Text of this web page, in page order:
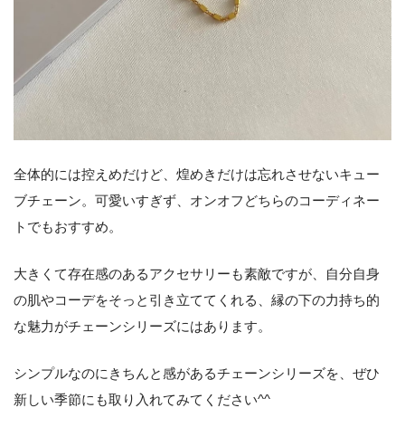
全体的には控えめだけど、煌めきだけは忘れさせないキュー
ブチェーン。可愛いすぎず、オンオフどちらのコーディネー
トでもおすすめ。
大きくて存在感のあるアクセサリーも素敵ですが、自分自身
の肌やコーデをそっと引き立ててくれる、縁の下の力持ち的
な魅力がチェーンシリーズにはあります。
シンプルなのにきちんと感があるチェーンシリーズを、ぜひ
新しい季節にも取り入れてみてください^^